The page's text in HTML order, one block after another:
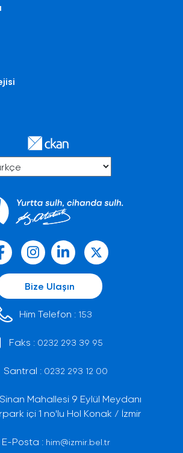
Bize Ulaşın
Him Telefon : 153
Faks : 0232 293 39 95
Santral : 0232 293 12 00
Mahallesi 9 Eylül Meydanı
içi 1 no'lu Hol Konak / İzmir
E-Posta : him@izmir.bel.tr